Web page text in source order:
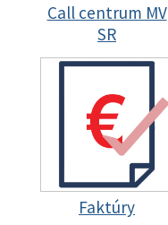
Call centrum MV
SR
Faktúry